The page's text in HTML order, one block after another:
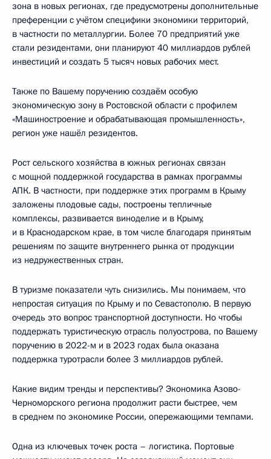
зона в новых регионах, где предусмотрены дополнительные
преференции с учётом специфики экономики территорий,
в частности по металлургии. Более 70 предприятий уже
стали резидентами, они планируют 40 миллиардов рублей
инвестиций и создать 5 тысяч новых рабочих мест.
Также по Вашему поручению создаём особую
экономическую зону в Ростовской области с профилем
«Машиностроение и обрабатывающая промышленность»,
регион уже нашёл резидентов.
Рост сельского хозяйства в южных регионах связан
с мощной поддержкой государства в рамках программы
АПК. В частности, при поддержке этих программ в Крыму
заложены плодовые сады, построены тепличные
комплексы, развивается виноделие и в Крыму,
и в Краснодарском крае, в том числе благодаря принятым
решениям по защите внутреннего рынка от продукции
из недружественных стран.
В туризме показатели чуть снизились. Мы понимаем, что
непростая ситуация по Крыму и по Севастополю. В первую
очередь это вопрос транспортной доступности. Но чтобы
поддержать туристическую отрасль полуострова, по Вашему
поручению в 2022-м и в 2023 годах была оказана
поддержка туротрасли более 3 миллиардов рублей.
Какие видим тренды и перспективы? Экономика Азово-
Черноморского региона продолжит расти быстрее, чем
в среднем по экономике России, опережающими темпами.
Одна из ключевых точек роста – логистика. Портовые